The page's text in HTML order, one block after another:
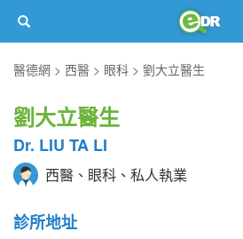
醫德網
西醫 眼科 劉大立醫生
劉大立醫生
Dr. LIU TA LI
西醫、眼科、私人執業
診所地址